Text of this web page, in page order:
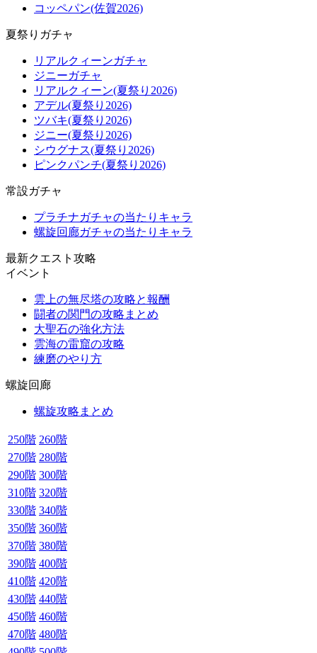
コッペパン(佐賀2026)
夏祭りガチャ
リアルクィーンガチャ
ジニーガチャ
リアルクィーン(夏祭り2026)
アデル(夏祭り2026)
ツバキ(夏祭り2026)
ジニー(夏祭り2026)
シウグナス(夏祭り2026)
ピンクパンチ(夏祭り2026)
常設ガチャ
プラチナガチャの当たりキャラ
螺旋回廊ガチャの当たりキャラ
最新クエスト攻略
イベント
雲上の無尽塔の攻略と報酬
闘者の関門の攻略まとめ
大聖石の強化方法
雲海の雷窟の攻略
練磨のやり方
螺旋回廊
螺旋攻略まとめ
250階 260階
270階 280階
290階 300階
310階 320階
330階 340階
350階 360階
370階 380階
390階 400階
410階 420階
430階 440階
450階 460階
470階 480階